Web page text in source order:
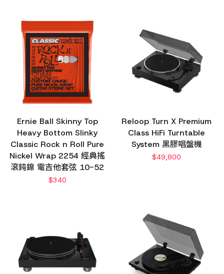
Ernie Ball Skinny Top
Heavy Bottom Slinky
Classic Rock n Roll Pure
Nickel Wrap 2254 經典搖
滾鈍鎳 電吉他套弦 10-52
$340
Reloop Turn X Premium
Class HiFi Turntable
System 黑膠唱盤機
$49,800